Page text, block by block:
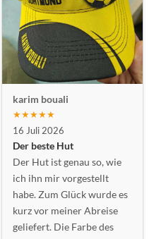
karim bouali
★★★★★
16 Juli 2026
Der beste Hut
Der Hut ist genau so, wie
ich ihn mir vorgestellt
habe. Zum Glück wurde es
kurz vor meiner Abreise
geliefert. Die Farbe des